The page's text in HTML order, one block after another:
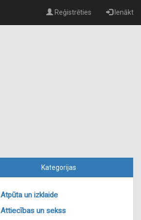
Reģistrēties Ienākt
Kategorijas
Atpūta un izklaide
Attiecības un sekss